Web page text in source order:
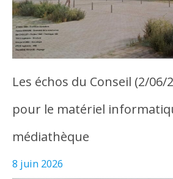
Les échos du Conseil (2/
pour le matériel
médiathèque
8 juin 2026